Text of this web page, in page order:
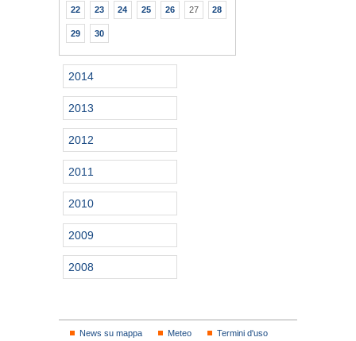
22 23 24 25 26 27 28
29 30
2014
2013
2012
2011
2010
2009
2008
News su mappa Meteo
Termini d'uso